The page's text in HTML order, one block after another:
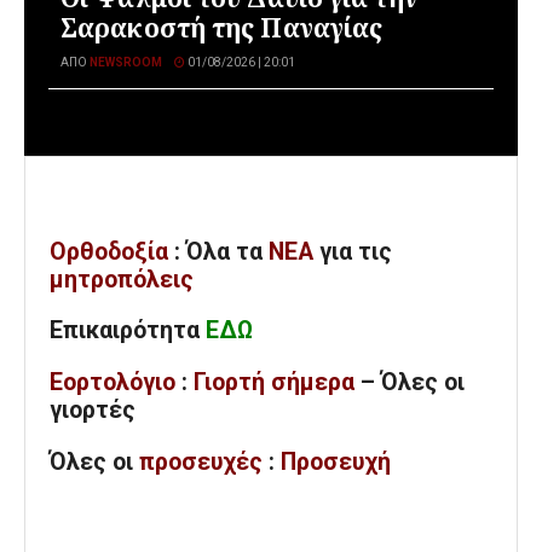
Σαρακοστή της Παναγίας
ΑΠΌ NEWSROOM 01/08/2026 | 20:01
Ορθοδοξία : Όλα τα ΝΕΑ για τις
μητροπόλεις
Επικαιρότητα ΕΔΩ
Εορτολόγιο : Γιορτή σήμερα – Όλες οι
γιορτές
Όλες οι προσευχές : Προσευχή